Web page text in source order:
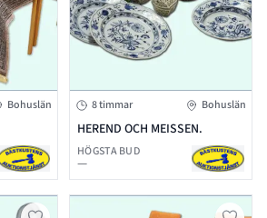
Bohuslän 8 timmar Bohuslän
HEREND OCH MEISSEN.
HÖGSTA BUD
—